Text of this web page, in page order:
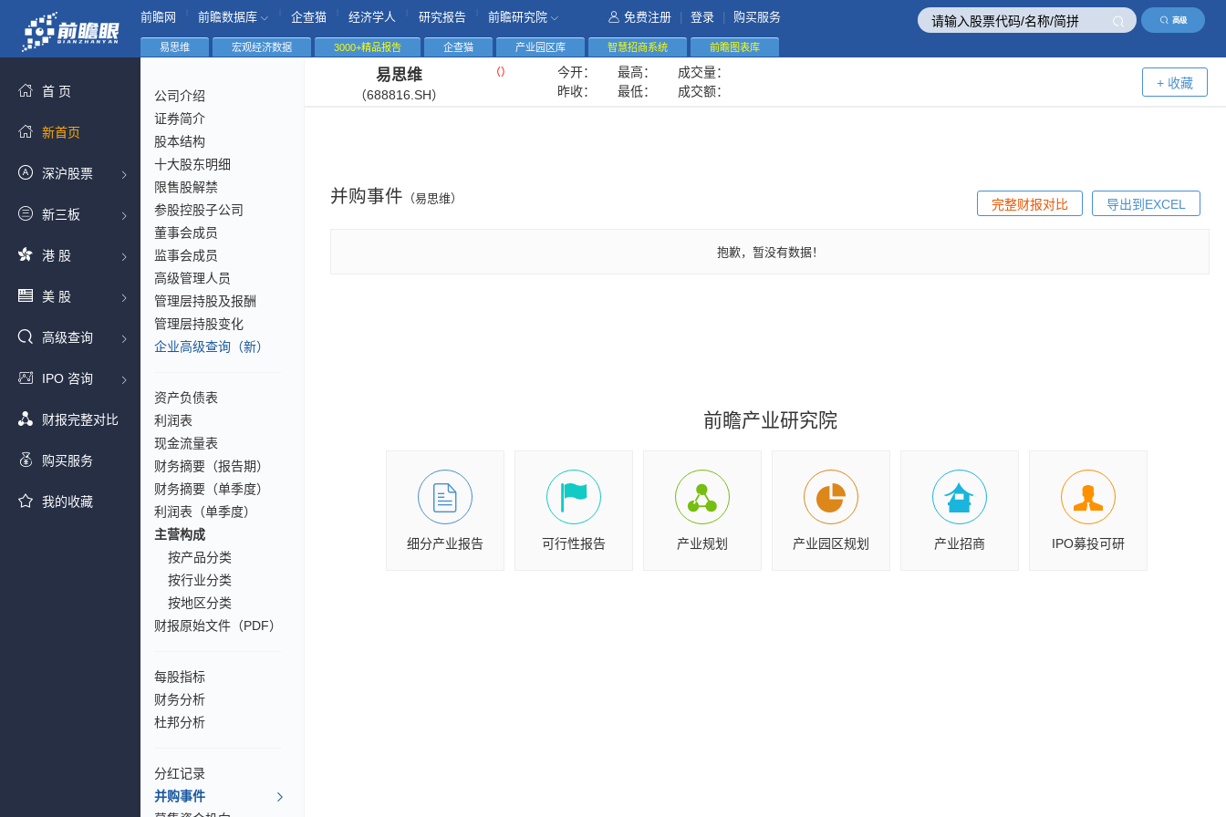
高级
前瞻网 前瞻数据库 企查猫 经济学人 研究报告 前瞻研究院 免费注册 登录 购买服务
首 页
新首页
深沪股票
新三板
港 股
美 股
高级查询
IPO 咨询
财报完整对比
购买服务
我的收藏
易思维 宏观经济数据 3000+精品报告 企查猫 产业园区库 智慧招商系统 前瞻图表库
公司介绍
证券简介
股本结构
十大股东明细
限售股解禁
参股控股子公司
董事会成员
监事会成员
高级管理人员
管理层持股及报酬
管理层持股变化
企业高级查询（新）
资产负债表
利润表
现金流量表
财务摘要（报告期）
财务摘要（单季度）
利润表（单季度）
主营构成
按产品分类
按行业分类
按地区分类
财报原始文件（PDF）
每股指标
财务分析
杜邦分析
分红记录
并购事件
易思维
（688816.SH）
（） 今开： 最高：
成交量：
昨收：
最低： 成交额：
+ 收藏
并购事件 （易思维） 导出到EXCEL
完整财报对比
抱歉，暂没有数据！
前瞻产业研究院
细分产业报告 可行性报告 产业规划 产业园区规划 产业招商 IPO募投可研